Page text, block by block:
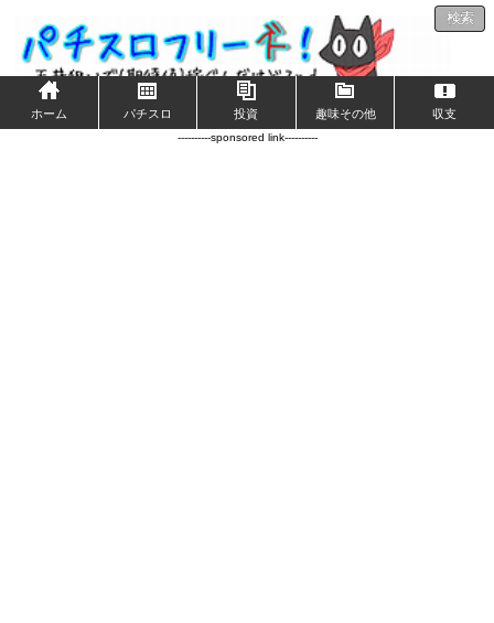
検索
ホーム パチスロ 投資 趣味その他 収支
----------sponsored link----------